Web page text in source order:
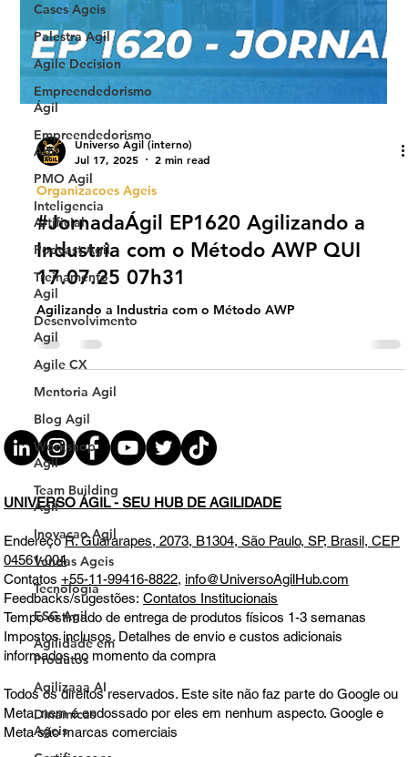
Cases Ageis
Palestra Agil
Agile Decision
Empreendedorismo
Ágil
Empreendedorismo
Agil
PMO Agil
Inteligencia
Artificial
Podcast Agil
Treinamento
Agil
Desenvolvimento
Agil
Agile CX
Mentoria Agil
Blog Agil
Workshop
Agil
Team Building
Agil
Inovacao Agil
Vendas Ageis
Tecnologia
ESG Agil
Agilidade em
Produtos
Agilizaaa AI
Dinamicas
Ageis
Universo Ágil (interno)
Jul 17, 2025
Organizacoes Ageis
#JornadaÁgil EP1620 Agilizando a
Industria com o Método AWP QUI
17.07.25 07h31
Agilizando a Industria com o Método AWP
UNIVERSO ÁGIL - SEU HUB DE AGILIDADE
EndereçoR. Guararapes, 2073, B1304, São Paulo, SP, Brasil, CEP
04561-004
Contatos+55-11-99416-8822,info@UniversoAgilHub.com
Feedbacks/sugestões:Contatos Institucionais
Tempo estimado de entrega de produtos físicos 1-3 semanas
Impostos inclusos. Detalhes de envio e custos adicionais
informados no momento da compra
Todos os direitos reservados. Este site não faz parte do Google ou